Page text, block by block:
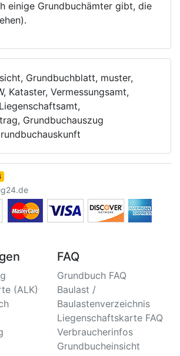
einige Grundbuchämter gibt, die
Grundbuchblatt, muster,
Kataster, Vermessungsamt,
Grundbuchauszug
(ALK)
FAQ
Grundbuch FAQ
Baulast /
Baulastenverzeichnis
Liegenschaftskarte FAQ
Verbraucherinfos
Grundbucheinsicht